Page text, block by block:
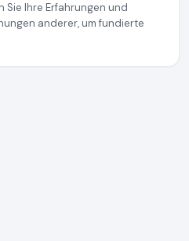
Sie Ihre Erfahrungen und
anderer, um fundierte